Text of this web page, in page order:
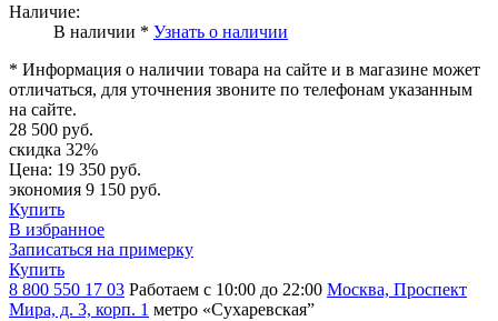
Наличие:
В наличии * Узнать о наличии
* Информация о наличии товара на сайте и в магазине может
отличаться, для уточнения звоните по телефонам указанным
на сайте.
28 500 руб.
скидка 32%
Цена: 19 350 руб.
экономия 9 150 руб.
Купить
В избранное
Записаться на примерку
Купить
8 800 550 17 03 Работаем с 10:00 до 22:00 Москва, Проспект
Мира, д. 3, корп. 1 метро «Сухаревская”